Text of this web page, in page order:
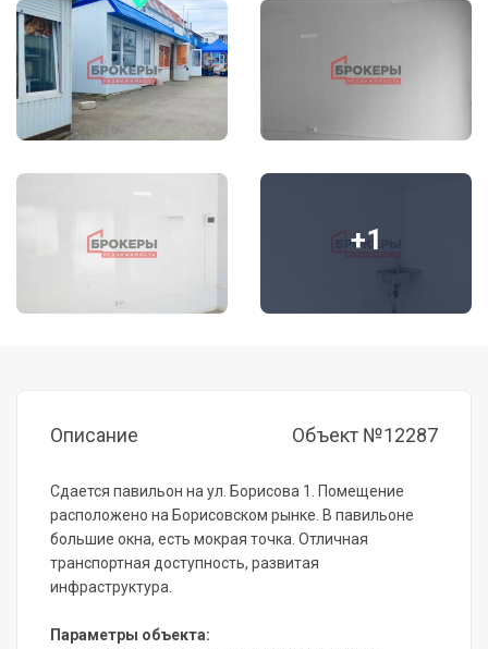
+1
Описание Объект №12287
Сдается павильон на ул. Борисова 1. Помещение
расположено на Борисовском рынке. В павильоне
большие окна, есть мокрая точка. Отличная
транспортная доступность, развитая
инфраструктура.
Параметры объекта: